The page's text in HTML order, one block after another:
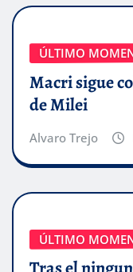
ÚLTIMO
Macri sigue
de Milei
Alvaro Trejo
ÚLTIMO